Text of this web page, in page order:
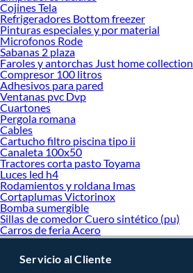
Cojines Tela
Refrigeradores Bottom freezer
Pinturas especiales y por material
Microfonos Rode
Sabanas 2 plaza
Faroles y antorchas Just home collection
Compresor 100 litros
Adhesivos para pared
Ventanas pvc Dvp
Cuartones
Pergola romana
Cables
Cartucho filtro piscina tipo ii
Canaleta 100x50
Tractores corta pasto Toyama
Luces led h4
Rodamientos y roldana Imas
Cortaplumas Victorinox
Bomba sumergible
Sillas de comedor Cuero sintético (pu)
Carros de feria Acero
Servicio al Cliente